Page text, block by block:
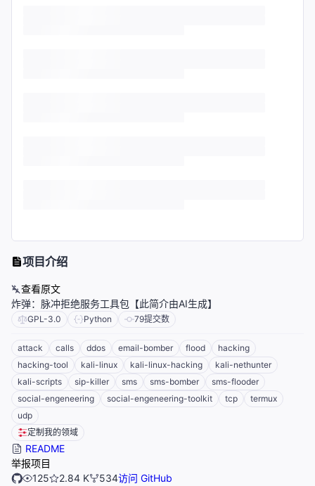
项目介绍
查看原文
炸弹：脉冲拒绝服务工具包【此简介由AI生成】
GPL-3.0 Python 79提交数
attack calls ddos email-bomber flood
hacking
hacking-tool
kali-linux kali-linux-hacking
kali-nethunter
kali-scripts
sip-killer sms sms-bomber
sms-flooder
social-engeneering
social-engeneering-toolkit tcp
termux
udp
定制我的领域
README
举报项目
125
2.84 K 534访问 GitHub